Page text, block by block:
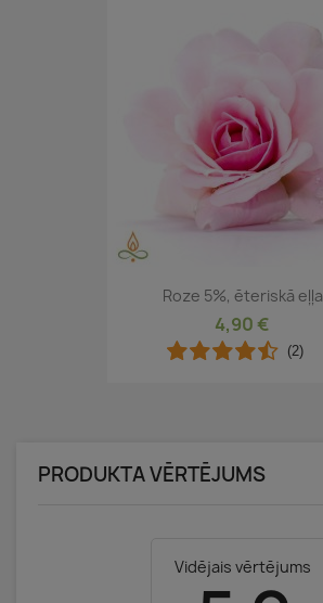
Roze 5%, ēteriskā eļļa
4,90 €
(2)
PRODUKTA VĒRTĒJUMS
Vidējais vērtējums